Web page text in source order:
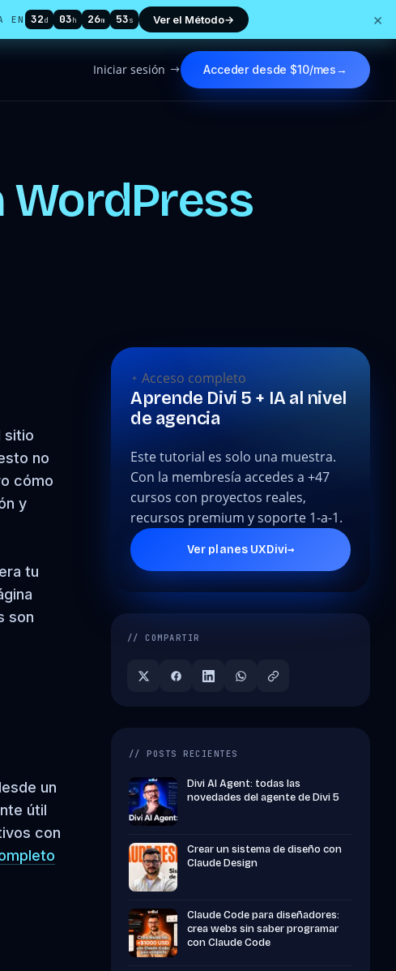
EN 32d 03h 26m 51s Ver el Método→ ×
$
Iniciar sesión Acceder desde $10/mes→
WordPress
sitio
no
cómo
y
tu
son
un
útil
con
Acceso completo
Aprende Divi 5 + IA al nivel
de agencia
Este tutorial es solo una muestra.
Con la membresía accedes a +47
cursos con proyectos reales,
recursos premium y soporte 1-a-1.
Ver planes UXDivi→
// COMPARTIR
// POSTS RECIENTES
Divi AI Agent: todas las
novedades del agente de Divi 5
Crear un sistema de diseño con
Claude Design
Claude Code para diseñadores:
crea webs sin saber programar
con Claude Code